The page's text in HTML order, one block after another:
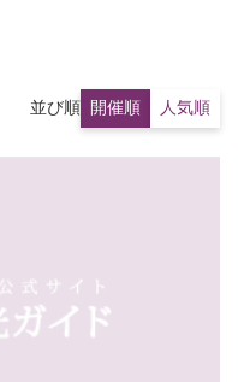
並び順 開催順 人気順